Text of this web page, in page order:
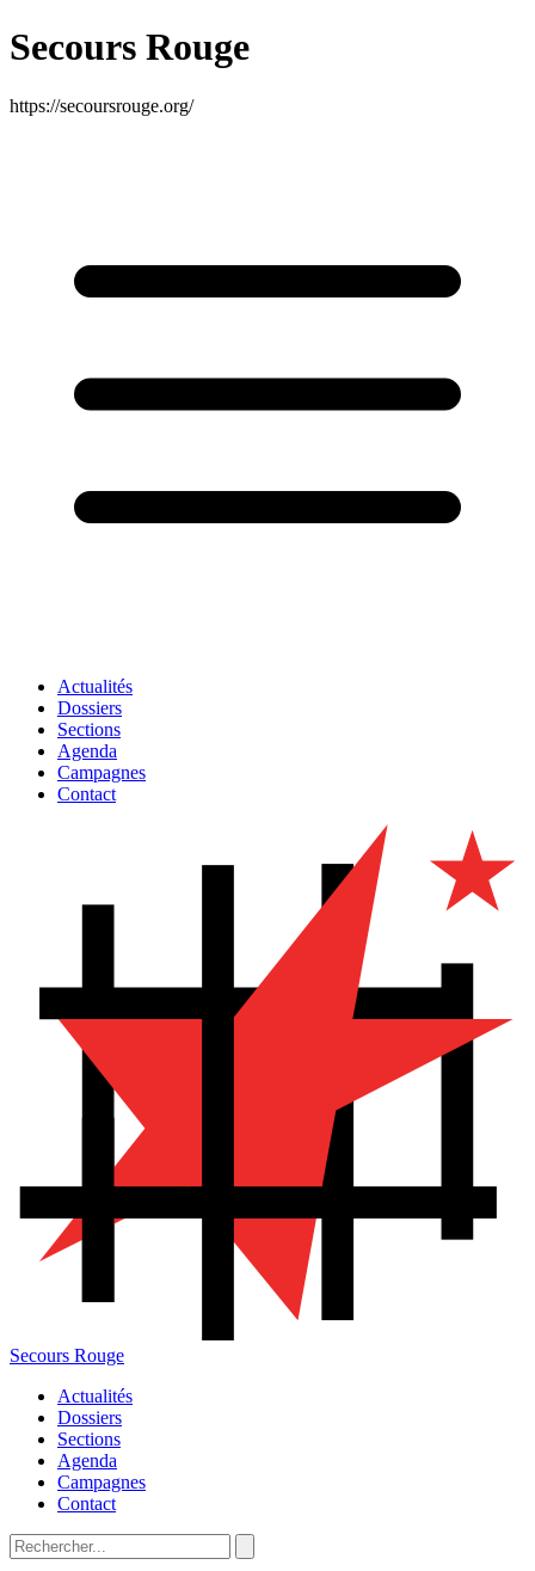
Secours Rouge
https://secoursrouge.org/
Actualités
Dossiers
Sections
Agenda
Campagnes
Contact
Secours Rouge
Actualités
Dossiers
Sections
Agenda
Campagnes
Contact